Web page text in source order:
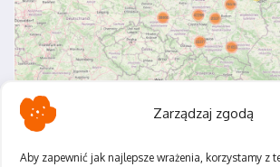
Zarządzaj zgodą
Aby zapewnić jak najlepsze wrażenia, korzystamy z